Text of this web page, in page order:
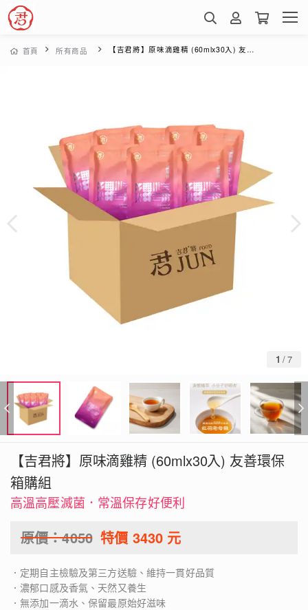
首頁 所有商品 【吉君將】原味滴雞精 (60mlx30入) 友善環保箱購組
1 /7
【吉君將】原味滴雞精 (60mlx30入) 友善環保
箱購組
高溫高壓滅菌．常溫保存好便利
原價：4050 特價 3430 元
．定期自主檢驗及第三方送驗、維持一貫好品質
．濃郁口感及香氣、天然又養生
．無添加一滴水、保留最原始好滋味